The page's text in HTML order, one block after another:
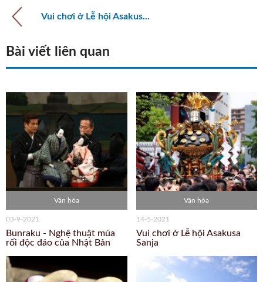
Vui chơi ở Lễ hội Asakus...
Bài viết liên quan
Văn hóa
03-9-2021
Bunraku - Nghệ thuật múa
rối độc đáo của Nhật Bản
Văn hóa
14-5-2021
Vui chơi ở Lễ hội Asakusa
Sanja